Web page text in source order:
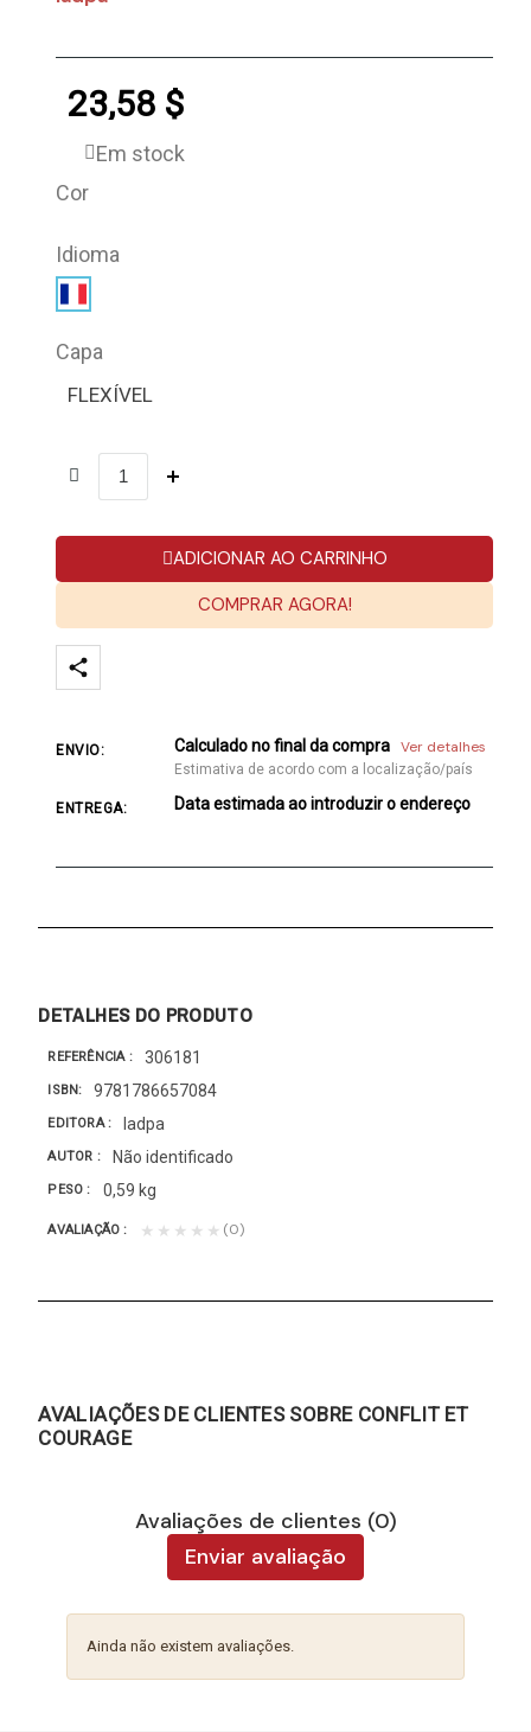
23,58 $
Em stock
Cor
Idioma
Capa
FLEXÍVEL
ADICIONAR AO CARRINHO
COMPRAR AGORA!
ENVIO: Calculado no final da compra Ver detalhes
Estimativa de acordo com a localização/país
ENTREGA: Data estimada ao introduzir o endereço
DETALHES DO PRODUTO
REFERÊNCIA 306181
ISBN 9781786657084
EDITORA Iadpa
AUTOR Não identificado
PESO 0,59 kg
AVALIAÇÃO ★★★★★ (0)
AVALIAÇÕES DE CLIENTES SOBRE CONFLIT ET
COURAGE
Avaliações de clientes (0)
Enviar avaliação
Ainda não existem avaliações.